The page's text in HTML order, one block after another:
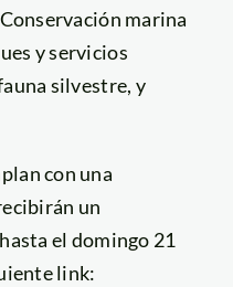
marina
y servicios
silvestre, y
con una
un
el domingo 21
link: